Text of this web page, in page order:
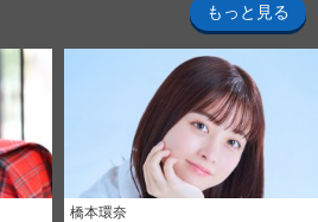
もっと見る
橋本環奈